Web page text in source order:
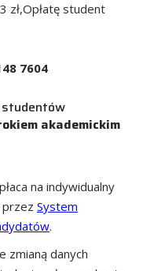
zł,Opłatę student
7604
studentów
akademickim
na indywidualny
System
.
zmianą danych